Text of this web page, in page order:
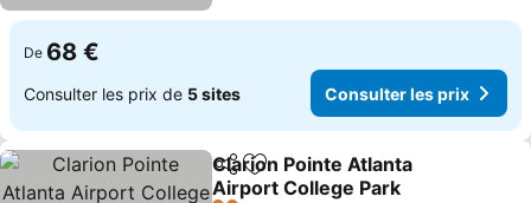
De 68 €
Consulter les prix de 5 sites Consulter les prix
PartagerAjouter à mes favoris
Clarion Pointe Atlanta
Airport College Park